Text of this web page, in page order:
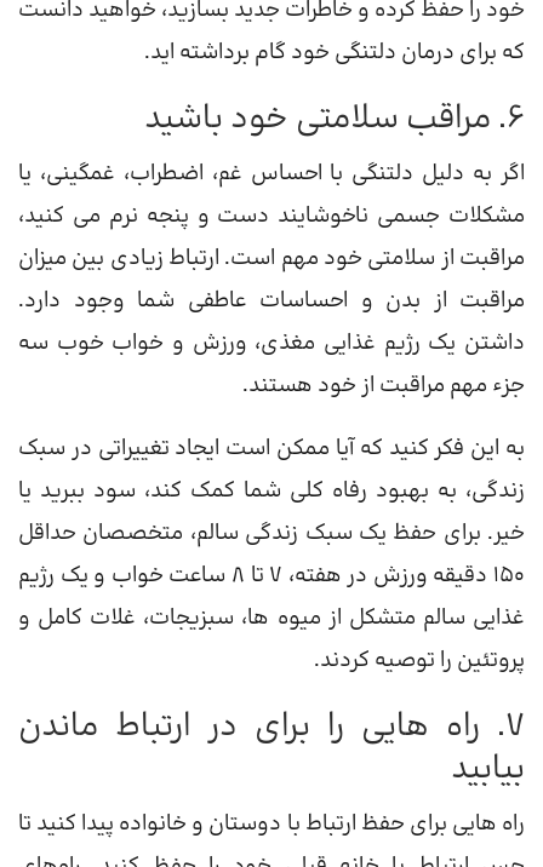
خود را حفظ کرده و خاطرات جدید بسازید، خواهید دانست
که برای درمان دلتنگی خود گام برداشته اید.
6. مراقب سلامتی خود باشید
اگر به دلیل دلتنگی با احساس غم، اضطراب، غمگینی، یا
مشکلات جسمی ناخوشایند دست و پنجه نرم می کنید،
مراقبت از سلامتی خود مهم است. ارتباط زیادی بین میزان
مراقبت از بدن و احساسات عاطفی شما وجود دارد.
داشتن یک رژیم غذایی مغذی، ورزش و خواب خوب سه
جزء مهم مراقبت از خود هستند.
به این فکر کنید که آیا ممکن است ایجاد تغییراتی در سبک
زندگی، به بهبود رفاه کلی شما کمک کند، سود ببرید یا
خیر. برای حفظ یک سبک زندگی سالم، متخصصان حداقل
150 دقیقه ورزش در هفته، 7 تا 8 ساعت خواب و یک رژیم
غذایی سالم متشکل از میوه ها، سبزیجات، غلات کامل و
پروتئین را توصیه کردند.
7. راه هایی را برای در ارتباط ماندن
بیابید
راه هایی برای حفظ ارتباط با دوستان و خانواده پیدا کنید تا